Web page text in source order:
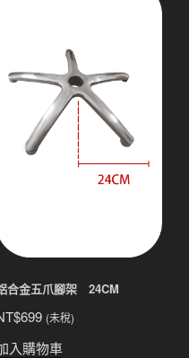
合金五爪腳架 24CM
699 (未稅)
入購物車